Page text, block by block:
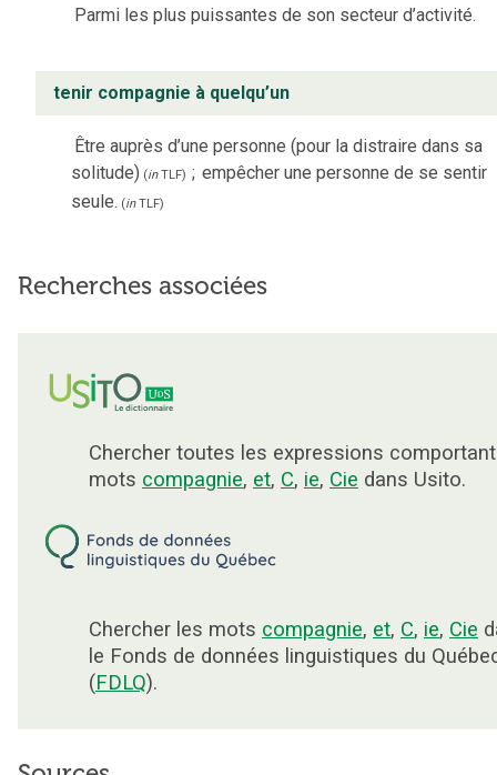
Parmi les plus puissantes de son secteur d’activité.
tenir compagnie à quelqu’un
Être auprès d’une personne (pour la distraire dans sa
solitude) (inTLF) ; empêcher une personne de se sentir
seule. (inTLF)
Recherches associées
Chercher toutes les expressions
mots compagnie, et, C, ie, Cie dans Usito.
Chercher les mots compagnie, et, C, ie, Cie
le Fonds de données linguistiques du
(FDLQ).